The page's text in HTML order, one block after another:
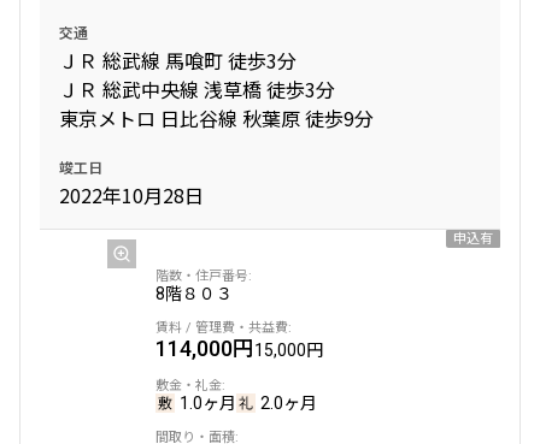
交通
ＪＲ 総武線 馬喰町 徒歩3分
ＪＲ 総武中央線 浅草橋 徒歩3分
東京メトロ 日比谷線 秋葉原 徒歩9分
竣工日
2022年10月28日
申込有
8階８０３
114,000円15,000円
1.0ヶ月 2.0ヶ月